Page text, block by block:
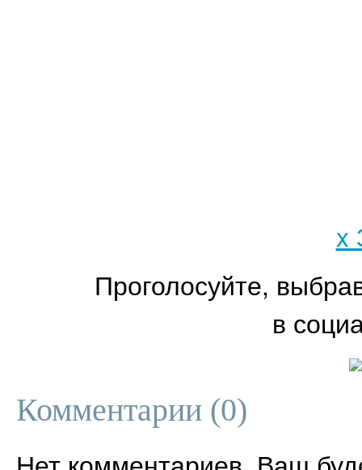
x
Проголосуйте,
в
Комментарии (0)